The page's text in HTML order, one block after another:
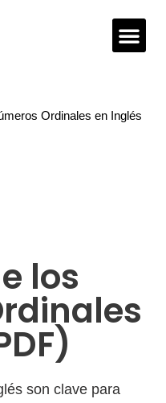
Ordinales en Inglés
los
son clave para